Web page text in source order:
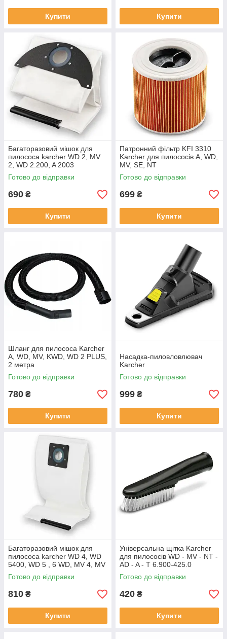
Купити Купити
Багаторазовий мішок для
пилососа karcher WD 2, MV
2, WD 2.200, A 2003
Готово до відправки
690 ₴
Купити
Патронний фільтр KFI 3310
Karcher для пилососів A, WD,
MV, SE, NT
Готово до відправки
699 ₴
Купити
Шланг для пилососа Karcher
A, WD, MV, KWD, WD 2 PLUS,
2 метра
Готово до відправки
780 ₴
Купити
Насадка-пиловловлювач
Karcher
Готово до відправки
999 ₴
Купити
Багаторазовий мішок для
пилососа karcher WD 4, WD
5400, WD 5 , 6 WD, MV 4, MV
5, MV 6
Готово до відправки
810 ₴
Купити
Універсальна щітка Karcher
для пилососів WD - MV - NT -
AD - A - T 6.900-425.0
Готово до відправки
420 ₴
Купити